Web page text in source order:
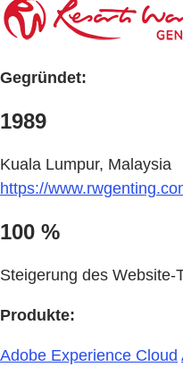
Gegründet:
1989
Kuala Lumpur, Malaysia
https://
100 %
Steigerung des Website-
Produkte:
Adobe Experience Cloud